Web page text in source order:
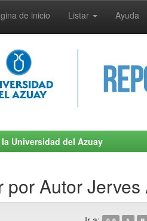
de inicio Listar Ayuda
Universidad del Azuay
por Autor